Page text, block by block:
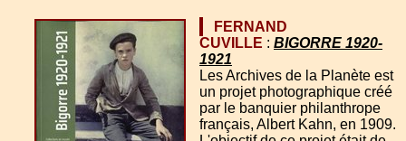
FERNAND
CUVILLE : BIGORRE 1920-
1921
Les Archives de la Planète est
un projet photographique créé
par le banquier philanthrope
français, Albert Kahn, en 1909.